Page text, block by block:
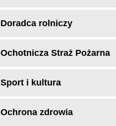
Doradca rolniczy
Ochotnicza Straż Pożarna
Sport i kultura
Ochrona zdrowia